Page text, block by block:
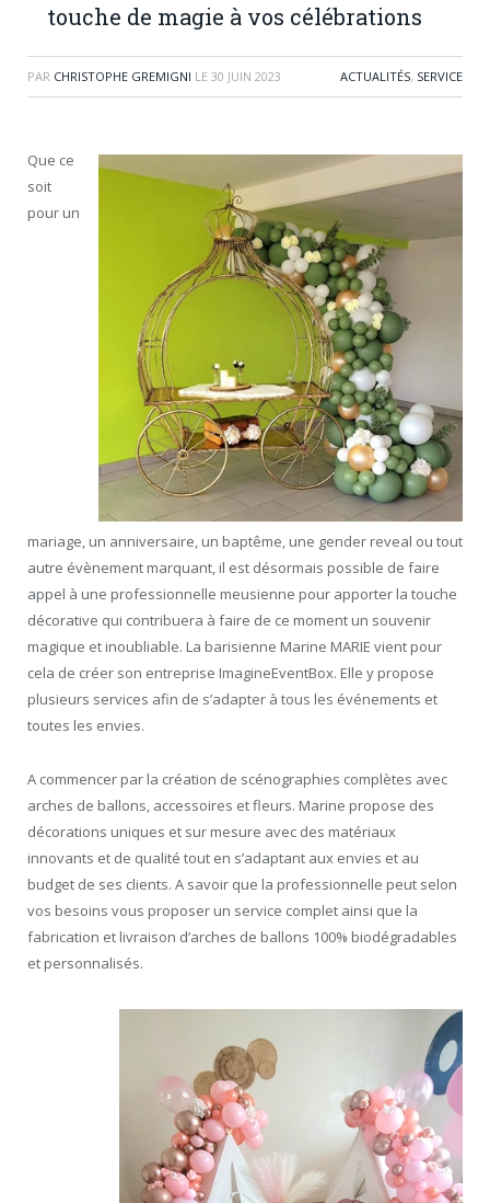
touche de magie à vos célébrations
PAR CHRISTOPHE GREMIGNI LE 30 JUIN 2023 ACTUALITÉS, SERVICE
Que ce
soit
pour un
mariage, un anniversaire, un baptême, une gender reveal ou tout
autre évènement marquant, il est désormais possible de faire
appel à une professionnelle meusienne pour apporter la touche
décorative qui contribuera à faire de ce moment un souvenir
magique et inoubliable. La barisienne Marine MARIE vient pour
cela de créer son entreprise ImagineEventBox. Elle y propose
plusieurs services afin de s’adapter à tous les événements et
toutes les envies.
A commencer par la création de scénographies complètes avec
arches de ballons, accessoires et fleurs. Marine propose des
décorations uniques et sur mesure avec des matériaux
innovants et de qualité tout en s’adaptant aux envies et au
budget de ses clients. A savoir que la professionnelle peut selon
vos besoins vous proposer un service complet ainsi que la
fabrication et livraison d’arches de ballons 100% biodégradables
et personnalisés.